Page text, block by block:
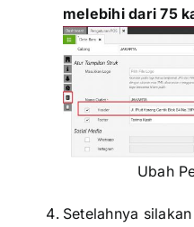
melebihi dari 75
Ubah
Setelahnya silakan